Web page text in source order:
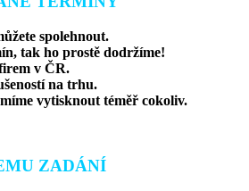
spolehnout.
tak ho prostě dodržíme!
v ČR.
na trhu.
vytisknout téměř cokoliv.
ZADÁNÍ